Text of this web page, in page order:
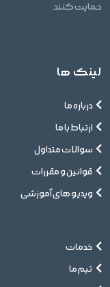
حمایت کنند.
لینک ها
درباره ما
ارتباط با ما
سوالات متداول
قوانین و مقررات
ویدیو های آموزشی
خدمات
تیم ما